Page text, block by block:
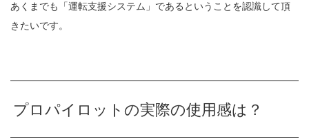
あくまでも「運転支援システム」であるということを認識して頂
きたいです。
プロパイロットの実際の使用感は？